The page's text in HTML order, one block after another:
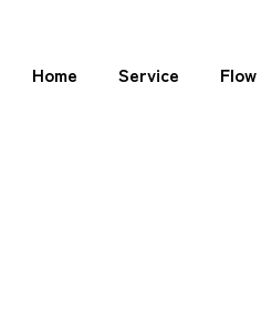
Home Service Flow